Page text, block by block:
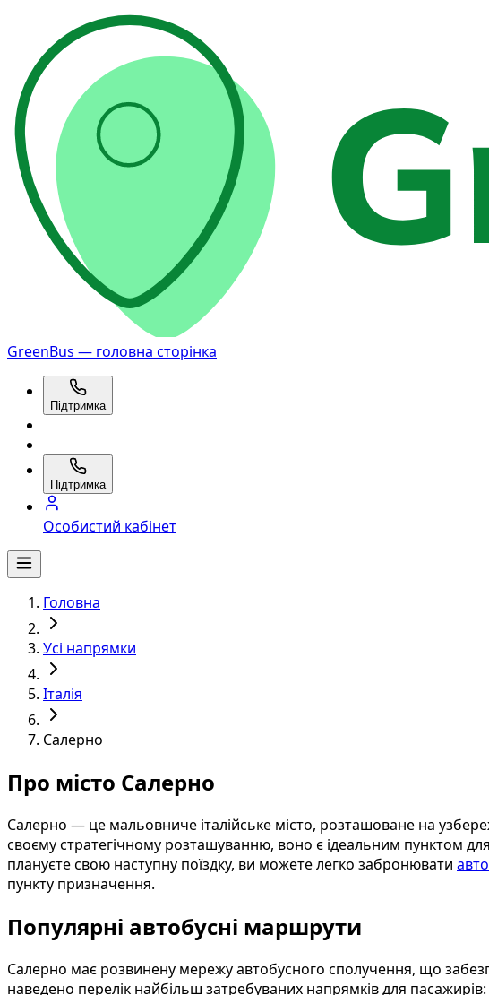
GreenBus — головна сторінка
Підтримка
Підтримка
Особистий кабінет
Головна
Усі напрямки
Італія
Салерно
Про місто Салерно
Салерно — це мальовниче італійське місто, розташоване на
своєму стратегічному розташуванню, воно є ідеальним пунктом
плануєте свою наступну поїздку, ви можете легко забронювати
пункту призначення.
Популярні автобусні маршрути
Салерно має розвинену мережу автобусного сполучення, що
наведено перелік найбільш затребуваних напрямків для пасажирів: